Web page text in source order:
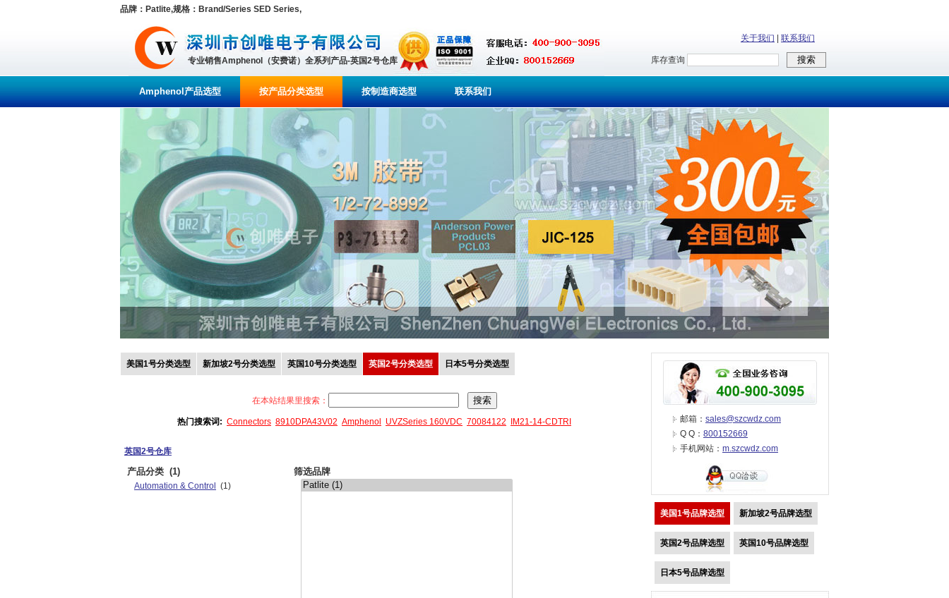
品牌：Patlite,规格：Brand/Series SED Series,
专业销售Amphenol（安费诺）全系列产品-英国2号仓库
关于我们 联系我们
库存查询
Amphenol产品选型 按产品分类选型 按制造商选型 联系我们
美国1号分类选型 新加坡2号分类选型 英国10号分类选型 英国2号分类选型 日本5号分类选型
在本站结果里搜索：
热门搜索词: Connectors 8910DPA43V02 Amphenol UVZSeries 160VDC 70084122 IM21-14-CDTRI
英国2号仓库
产品分类 (1)
Automation & Control (1)
筛选品牌
邮箱： sales@szcwdz.com
Q Q： 800152669
手机网站： m.szcwdz.com
美国1号品牌选型 新加坡2号品牌选型
英国2号品牌选型 英国10号品牌选型
日本5号品牌选型